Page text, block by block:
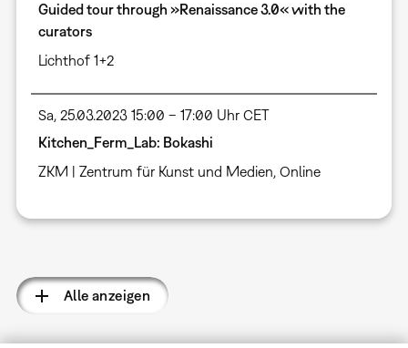
Guided tour through »Renaissance 3.0« with the
curators
Lichthof 1+2
Sa, 25.03.2023 15:00 – 17:00 Uhr CET
Kitchen_Ferm_Lab: Bokashi
ZKM | Zentrum für Kunst und Medien, Online
Alle anzeigen